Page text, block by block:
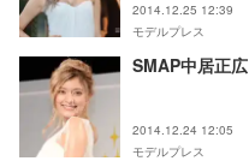
2014.12.25 12:39
モデルプレス
SMAP中居正
2014.12.24 12:05
モデルプレス